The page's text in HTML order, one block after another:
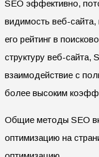
SEO эффективно,
видимость веб-
его рейтинг в
структуру веб-сайта,
взаимодействие с
более высоким
Общие методы SEO
оптимизацию на